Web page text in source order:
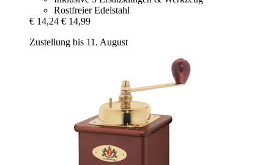
Rostfreier Edelstahl
€ 14,24 € 14,99
Zustellung bis 11. August